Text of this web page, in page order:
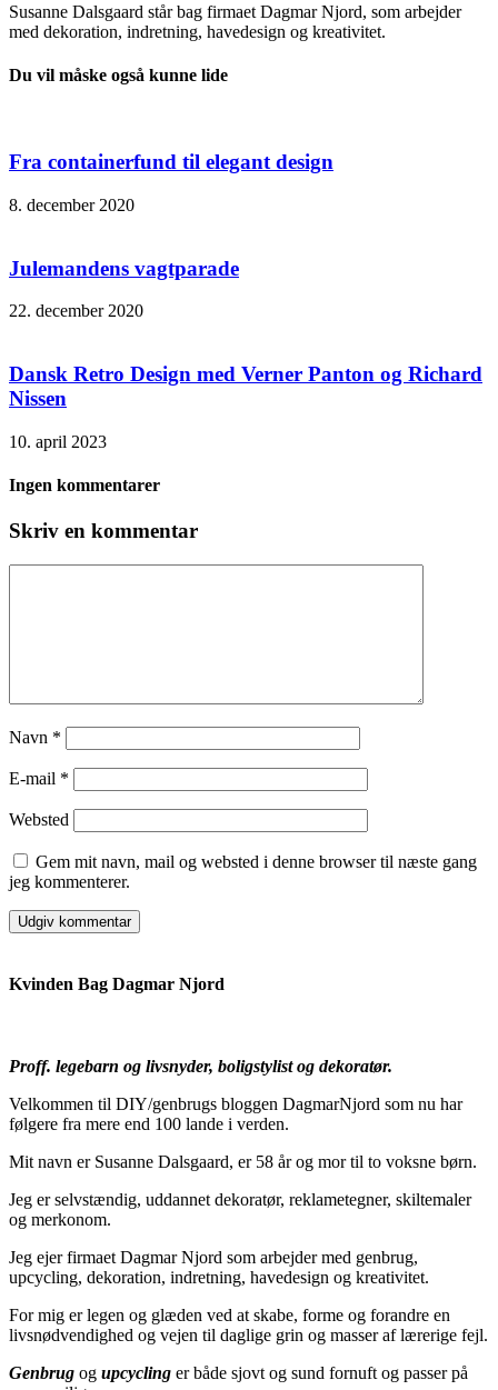
Susanne Dalsgaard står bag firmaet Dagmar Njord, som arbejder
med dekoration, indretning, havedesign og kreativitet.
Du vil måske også kunne lide
Fra containerfund til elegant design
8. december 2020
Julemandens vagtparade
22. december 2020
Dansk Retro Design med Verner Panton og Richard
Nissen
10. april 2023
Ingen kommentarer
Skriv en kommentar
Navn *
E-mail *
Websted
Gem mit navn, mail og websted i denne browser til næste gang
jeg kommenterer.
Kvinden Bag Dagmar Njord
Proff. legebarn og livsnyder, boligstylist og dekoratør.
Velkommen til DIY/genbrugs bloggen DagmarNjord som nu har
følgere fra mere end 100 lande i verden.
Mit navn er Susanne Dalsgaard, er 58 år og mor til to voksne børn.
Jeg er selvstændig, uddannet dekoratør, reklametegner, skiltemaler
og merkonom.
Jeg ejer firmaet Dagmar Njord som arbejder med genbrug,
upcycling, dekoration, indretning, havedesign og kreativitet.
For mig er legen og glæden ved at skabe, forme og forandre en
livsnødvendighed og vejen til daglige grin og masser af lærerige fejl.
Genbrug og upcycling er både sjovt og sund fornuft og passer på